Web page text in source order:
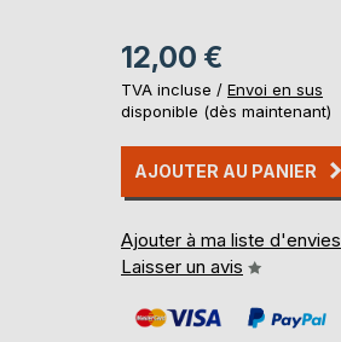
12,00 €
TVA incluse / Envoi en sus
disponible (dès maintenant)
AJOUTER AU PANIER
Ajouter à ma liste d'envies
Laisser un avis